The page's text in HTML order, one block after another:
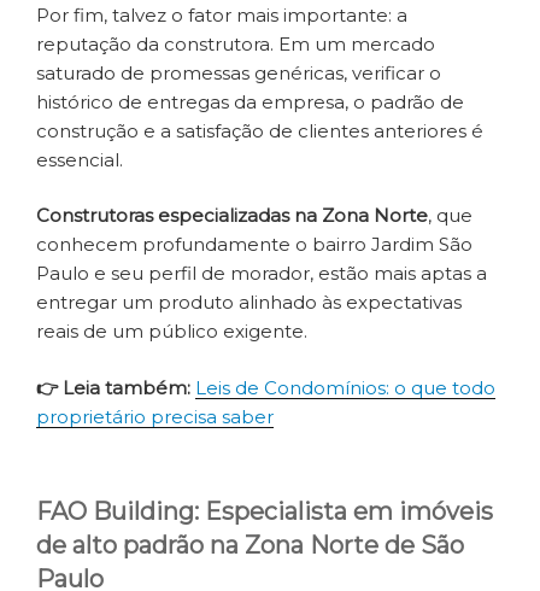
Por fim, talvez o fator mais importante: a
reputação da construtora. Em um mercado
saturado de promessas genéricas, verificar o
histórico de entregas da empresa, o padrão de
construção e a satisfação de clientes anteriores é
essencial.
Construtoras especializadas na Zona Norte, que
conhecem profundamente o bairro Jardim São
Paulo e seu perfil de morador, estão mais aptas a
entregar um produto alinhado às expectativas
reais de um público exigente.
👉 Leia também: Leis de Condomínios: o que todo
proprietário precisa saber
FAO Building: Especialista em imóveis
de alto padrão na Zona Norte de São
Paulo